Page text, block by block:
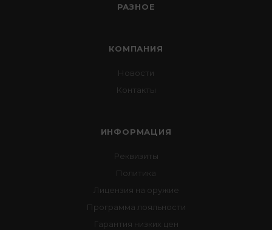
РАЗНОЕ
КОМПАНИЯ
Новости
Контакты
ИНФОРМАЦИЯ
Реквизиты
Политика
Лицензия на оружие
Программа лояльности
Гарантия низких цен